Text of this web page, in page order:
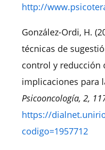
http://
González-Ordi, H.
técnicas de
control y reducción
implicaciones para
Psicooncología, 2,
https://
codigo=1957712